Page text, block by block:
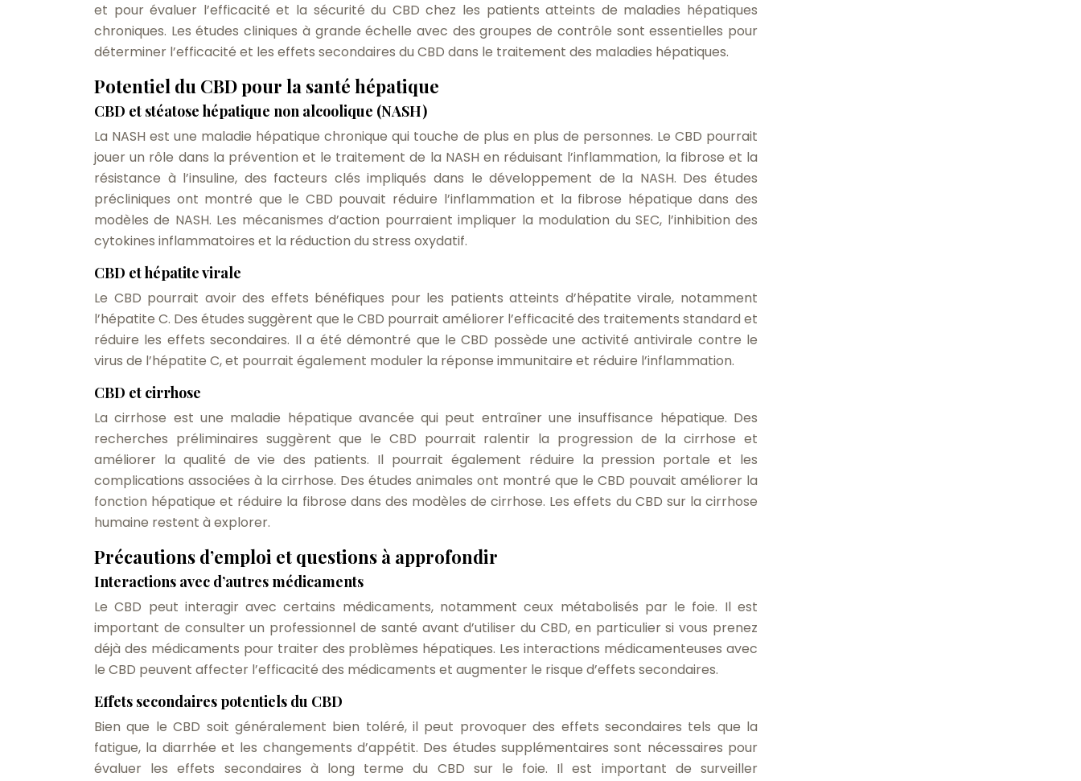
et pour évaluer l’efficacité et la sécurité du CBD chez les patients atteints de maladies hépatiques
chroniques. Les études cliniques à grande échelle avec des groupes de contrôle sont essentielles pour
déterminer l’efficacité et les effets secondaires du CBD dans le traitement des maladies hépatiques.
Potentiel du CBD pour la santé hépatique
CBD et stéatose hépatique non alcoolique (NASH)
La NASH est une maladie hépatique chronique qui touche de plus en plus de personnes. Le CBD pourrait
jouer un rôle dans la prévention et le traitement de la NASH en réduisant l’inflammation, la fibrose et la
résistance à l’insuline, des facteurs clés impliqués dans le développement de la NASH. Des études
précliniques ont montré que le CBD pouvait réduire l’inflammation et la fibrose hépatique dans des
modèles de NASH. Les mécanismes d’action pourraient impliquer la modulation du SEC, l’inhibition des
cytokines inflammatoires et la réduction du stress oxydatif.
CBD et hépatite virale
Le CBD pourrait avoir des effets bénéfiques pour les patients atteints d’hépatite virale, notamment
l’hépatite C. Des études suggèrent que le CBD pourrait améliorer l’efficacité des traitements standard et
réduire les effets secondaires. Il a été démontré que le CBD possède une activité antivirale contre le
virus de l’hépatite C, et pourrait également moduler la réponse immunitaire et réduire l’inflammation.
CBD et cirrhose
La cirrhose est une maladie hépatique avancée qui peut entraîner une insuffisance hépatique. Des
recherches préliminaires suggèrent que le CBD pourrait ralentir la progression de la cirrhose et
améliorer la qualité de vie des patients. Il pourrait également réduire la pression portale et les
complications associées à la cirrhose. Des études animales ont montré que le CBD pouvait améliorer la
fonction hépatique et réduire la fibrose dans des modèles de cirrhose. Les effets du CBD sur la cirrhose
humaine restent à explorer.
Précautions d’emploi et questions à approfondir
Interactions avec d’autres médicaments
Le CBD peut interagir avec certains médicaments, notamment ceux métabolisés par le foie. Il est
important de consulter un professionnel de santé avant d’utiliser du CBD, en particulier si vous prenez
déjà des médicaments pour traiter des problèmes hépatiques. Les interactions médicamenteuses avec
le CBD peuvent affecter l’efficacité des médicaments et augmenter le risque d’effets secondaires.
Effets secondaires potentiels du CBD
Bien que le CBD soit généralement bien toléré, il peut provoquer des effets secondaires tels que la
fatigue, la diarrhée et les changements d’appétit. Des études supplémentaires sont nécessaires pour
évaluer les effets secondaires à long terme du CBD sur le foie. Il est important de surveiller